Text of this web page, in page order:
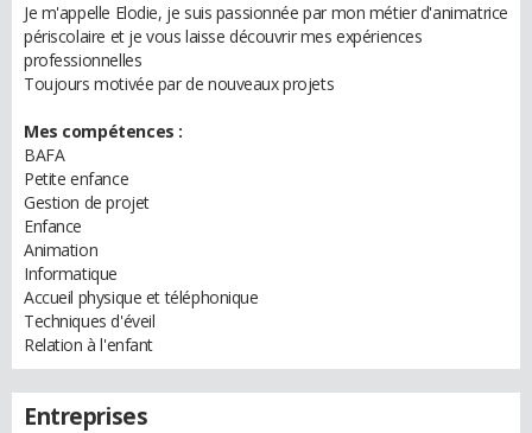
Je m'appelle Elodie, je suis passionnée par mon métier d'animatrice
périscolaire et je vous laisse découvrir mes expériences
professionnelles
Toujours motivée par de nouveaux projets
Mes compétences :
BAFA
Petite enfance
Gestion de projet
Enfance
Animation
Informatique
Accueil physique et téléphonique
Techniques d'éveil
Relation à l'enfant
Entreprises